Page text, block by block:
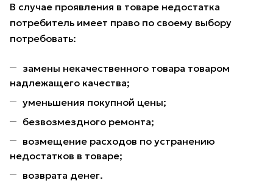
В случае проявления в товаре недостатка
потребитель имеет право по своему выбору
потребовать:
замены некачественного товара товаром
надлежащего качества;
уменьшения покупной цены;
безвозмездного ремонта;
возмещение расходов по устранению
недостатков в товаре;
возврата денег.